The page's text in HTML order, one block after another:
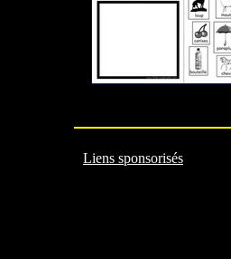
Liens sponsorisés